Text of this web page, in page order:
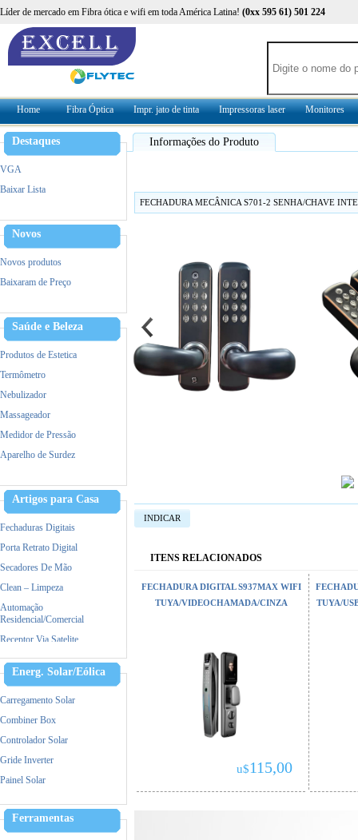
Líder de mercado em Fibra ótica e wifi em toda América Latina! (0xx 595 61) 501 224
Home Fibra Óptica Impr. jato de tinta Impressoras laser Monitores
Destaques
VGA
Baixar Lista
Novos
Novos produtos
Baixaram de Preço
Saúde e Beleza
Produtos de Estetica
Termômetro
Nebulizador
Massageador
Medidor de Pressão
Aparelho de Surdez
Tratamento capilar
Maquina de Tosa
Artigos para Casa
Fechaduras Digitais
Porta Retrato Digital
Secadores De Mão
Clean – Limpeza
Automação
Residencial/Comercial
Receptor Via Satelite
Ar Condicionado
Triturador De Papel
Accessorios
Energ. Solar/Eólica
Carregamento Solar
Combiner Box
Controlador Solar
Gride Inverter
Painel Solar
Ferramentas
Informações do Produto
FECHADURA MECÂNICA S701-2 SENHA/CHAVE
INDICAR
ITENS RELACIONADOS
FECHADURA DIGITAL S937MAX WIFI
TUYA/VIDEOCHAMADA/CINZA
u$115,00
TUYA/